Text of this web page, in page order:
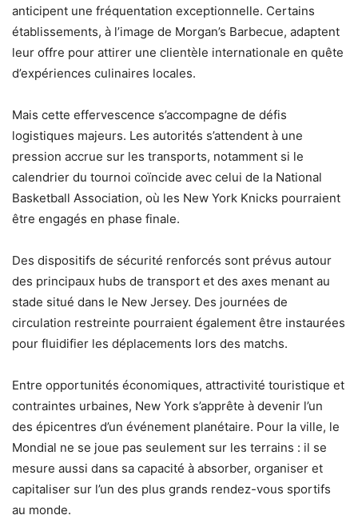
anticipent une fréquentation exceptionnelle. Certains
établissements, à l’image de Morgan’s Barbecue, adaptent
leur offre pour attirer une clientèle internationale en quête
d’expériences culinaires locales.
Mais cette effervescence s’accompagne de défis
logistiques majeurs. Les autorités s’attendent à une
pression accrue sur les transports, notamment si le
calendrier du tournoi coïncide avec celui de la National
Basketball Association, où les New York Knicks pourraient
être engagés en phase finale.
Des dispositifs de sécurité renforcés sont prévus autour
des principaux hubs de transport et des axes menant au
stade situé dans le New Jersey. Des journées de
circulation restreinte pourraient également être instaurées
pour fluidifier les déplacements lors des matchs.
Entre opportunités économiques, attractivité touristique et
contraintes urbaines, New York s’apprête à devenir l’un
des épicentres d’un événement planétaire. Pour la ville, le
Mondial ne se joue pas seulement sur les terrains : il se
mesure aussi dans sa capacité à absorber, organiser et
capitaliser sur l’un des plus grands rendez-vous sportifs
au monde.